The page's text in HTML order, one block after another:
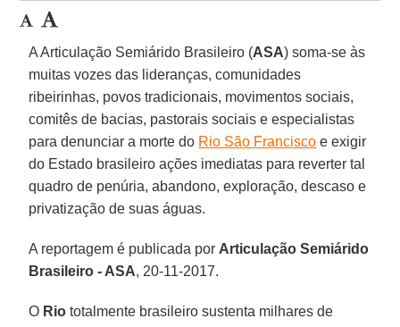
A Articulação Semiárido Brasileiro (ASA) soma-se às
muitas vozes das lideranças, comunidades
ribeirinhas, povos tradicionais, movimentos sociais,
comitês de bacias, pastorais sociais e especialistas
para denunciar a morte do Rio São Francisco e exigir
do Estado brasileiro ações imediatas para reverter tal
quadro de penúria, abandono, exploração, descaso e
privatização de suas águas.
A reportagem é publicada por Articulação Semiárido
Brasileiro - ASA, 20-11-2017.
O Rio totalmente brasileiro sustenta milhares de